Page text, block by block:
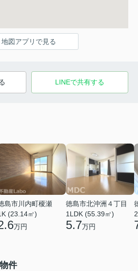
地図アプリで見る
LINEで共有する
島市川内町榎瀬
(23.14㎡)
万円
徳島市北沖洲４丁目
1LDK (55.39㎡)
5.7万円
件